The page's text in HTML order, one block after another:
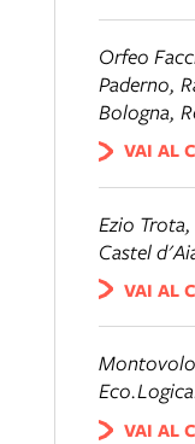
Orfeo
Paderno,
Bologna,
VAI AL
Ezio Trota,
Castel
VAI AL
VAI AL